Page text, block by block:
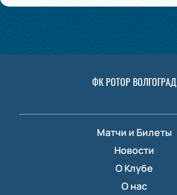
ФК РОТОР ВОЛГОГРАД
Матчи и Билеты
Новости
О Клубе
О нас